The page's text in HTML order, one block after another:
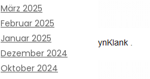
März 2025
Februar 2025
Januar 2025
Dezember 2024
Oktober 2024